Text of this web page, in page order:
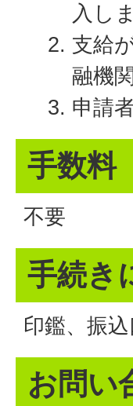
入し
支給
融機
申請
手数料
不要
手続き
印鑑、振
お問い